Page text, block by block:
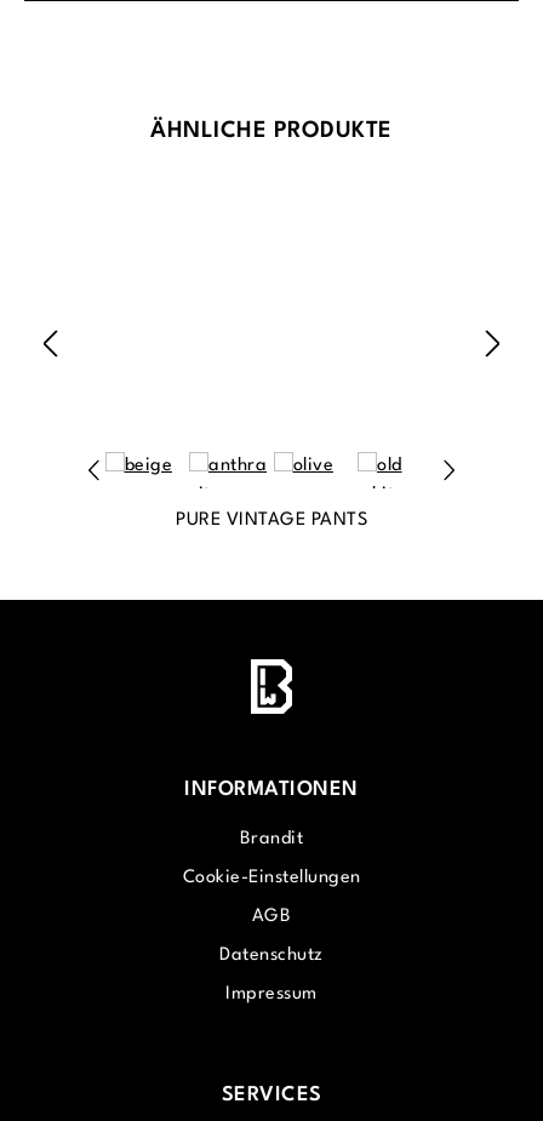
Produktgalerie überspringen
ÄHNLICHE PRODUKTE
PURE VINTAGE PANTS
INFORMATIONEN
Brandit
Cookie-Einstellungen
AGB
Datenschutz
Impressum
SERVICES